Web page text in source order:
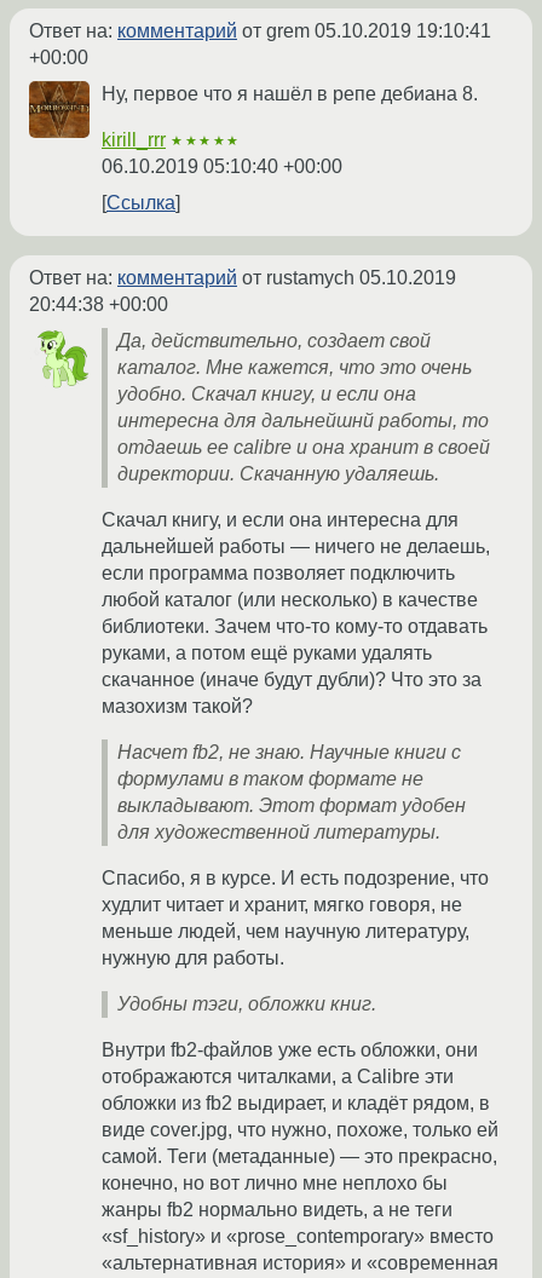
Ответ на: комментарий от grem 05.10.2019 19:10:41
+00:00
Ну, первое что я нашёл в репе дебиана 8.
kirill_rrr ★★★★★
06.10.2019 05:10:40 +00:00
Ссылка
Ответ на: комментарий от rustamych 05.10.2019
20:44:38 +00:00
Да, действительно, создает свой
каталог. Мне кажется, что это очень
удобно. Скачал книгу, и если она
интересна для дальнейшнй работы, то
отдаешь ее calibre и она хранит в своей
директории. Скачанную удаляешь.
Скачал книгу, и если она интересна для
дальнейшей работы — ничего не делаешь,
если программа позволяет подключить
любой каталог (или несколько) в качестве
библиотеки. Зачем что-то кому-то отдавать
руками, а потом ещё руками удалять
скачанное (иначе будут дубли)? Что это за
мазохизм такой?
Насчет fb2, не знаю. Научные книги с
формулами в таком формате не
выкладывают. Этот формат удобен
для художественной литературы.
Спасибо, я в курсе. И есть подозрение, что
худлит читает и хранит, мягко говоря, не
меньше людей, чем научную литературу,
нужную для работы.
Удобны тэги, обложки книг.
Внутри fb2-файлов уже есть обложки, они
отображаются читалками, а Calibre эти
обложки из fb2 выдирает, и кладёт рядом, в
виде cover.jpg, что нужно, похоже, только ей
самой. Теги (метаданные) — это прекрасно,
конечно, но вот лично мне неплохо бы
жанры fb2 нормально видеть, а не теги
«sf_history» и «prose_contemporary» вместо
«альтернативная история» и «современная